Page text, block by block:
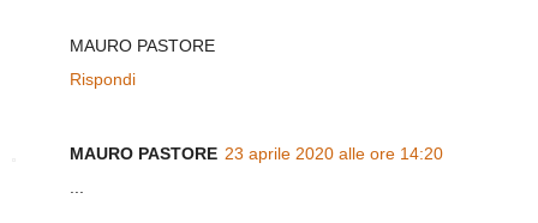
MAURO PASTORE
Rispondi
MAURO PASTORE 23 aprile 2020 alle ore 14:20